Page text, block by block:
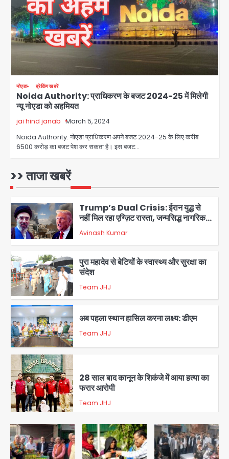
नोएडा ब्रेकिंग खबरें
Noida Authority: प्राधिकरण के बजट 2024-25 में मिलेगी
न्यू नोएडा को अहमियत
jai hind janab March 5, 2024
Noida Authority: नोएडा प्राधिकरण अपने बजट 2024-25 के लिए करीब
6500 करोड़ का बजट पेश कर सकता है। इस बजट…
>> ताजा खबरें
3
Team JHJ
28 साल बाद कानून के शिकंजे में आया हत्या का
फरार आरोपी
Team JHJ
5
डबल मर्डर का मुख्य साजिशकर्ता क्राइम ब्रांच
के हत्थे
Team JHJ
1
Trump’s Dual Crisis: ईरान युद्ध से
नहीं मिल रहा एग्ज़िट रास्ता, जन्मसिद्ध नागरिकता
पर सुप्रीम कोर्ट को दी फिर चुनौती
Avinash Kumar
2
पुरा महादेव से बेटियों के स्वास्थ्य और सुरक्षा का
संदेश
Team JHJ
3
अब पहला स्थान हासिल करना लक्ष्य: डीएम
Team JHJ
4
28 साल बाद कानून के शिकंजे में आया हत्या का
फरार आरोपी
Team JHJ